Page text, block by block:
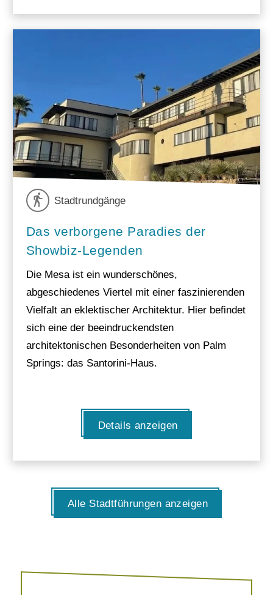
Stadtrundgänge
Das verborgene Paradies der
Showbiz-Legenden
Die Mesa ist ein wunderschönes,
abgeschiedenes Viertel mit einer faszinierenden
Vielfalt an eklektischer Architektur. Hier befindet
sich eine der beeindruckendsten
architektonischen Besonderheiten von Palm
Springs: das Santorini-Haus.
Details anzeigen
Alle Stadtführungen anzeigen